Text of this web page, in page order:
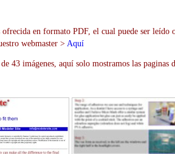
ofrecida en formato PDF, el cual puede ser leído
webmaster > Aquí
43 imágenes, aquí solo mostramos las paginas